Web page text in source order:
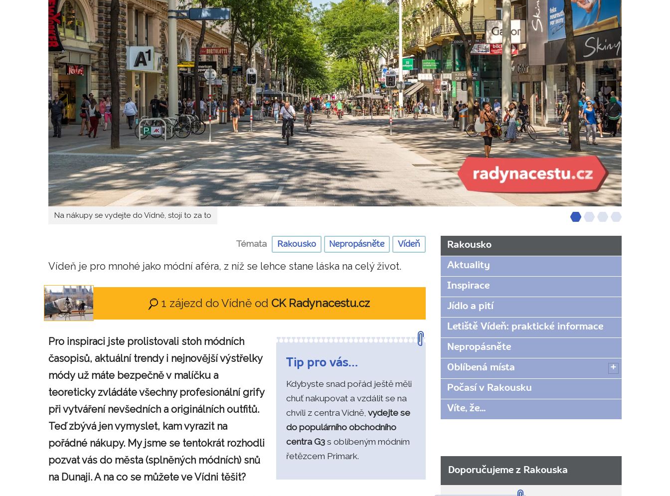
Na nákupy se vydejte do Vídně, stojí to za to
Témata Rakousko Nepropásněte Vídeň
Vídeň je pro mnohé jako módní aféra, z níž se lehce stane láska na celý život.
1 zájezd do Vídně od CK Radynacestu.cz
Tip pro vás…
Kdybyste snad pořád ještě měli
chuť nakupovat a vzdálit se na
chvíli z centra Vídně, vydejte se
do populárního obchodního
centra G3s oblíbeným módním
řetězcem Primark.
Pro inspiraci jste prolistovali stoh módních
časopisů, aktuální trendy i nejnovější výstřelky
módy už máte bezpečně v malíčku a
teoreticky zvládáte všechny profesionální grify
při vytváření nevšedních a originálních outfitů.
Teď zbývá jen vymyslet, kam vyrazit na
pořádné nákupy. My jsme se tentokrát rozhodli
pozvat vás do města (splněných módních) snů
na Dunaji. A na co se můžete ve Vídni těšit?
Rakousko
Aktuality
Inspirace
Jídlo a pití
Letiště Vídeň: praktické informace
Nepropásněte
Oblíbená místa
Počasí v Rakousku
Víte, že...
Doporučujeme z Rakouska